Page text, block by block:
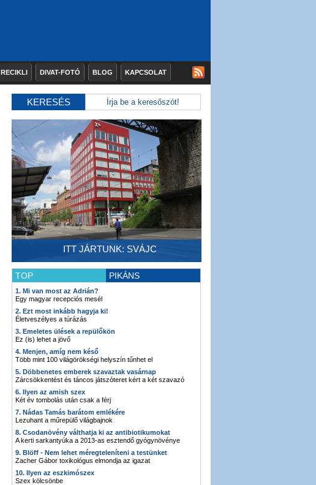
RECIKLI DIVAT-FOTÓ BLOG KAPCSOLAT
KERESÉS
ITT JÁRTUNK: SVÁJC
TOP PIKÁNS
1. Mi van most az Adrián?
Egy magyar recepciós mesél
2. Ezt most inkább hagyja ki!
Életveszélyes a túrázás
3. Emeletes ülések a repülőkön
Ez (is) lehet a jövő
4. Menjen, amíg nem késő
Több mint 100 világörökségi helyszín tűnhet el
5. Döbbenetes emberek szavaztak vasárnap
Zárcsökkentést és táncos játszóteret kért a két szavazó
6. Ilyen az amish szex
Két év tombolás után csak a férj
7. Nádas Tamás barátom emlékére
Lezuhant a műrepülő világbajnok
8. Csodanövény válthatja ki az antibiotikumokat
A kerti sarkantyúka a 2013-as esztendő gyógynövénye
9. Blöff - Nem lehet méregteleníteni a testünket
Zacher Gábor toxikológus elmondja az igazat
10. Ilyen az eszkimószex
Szex kölcsönbe